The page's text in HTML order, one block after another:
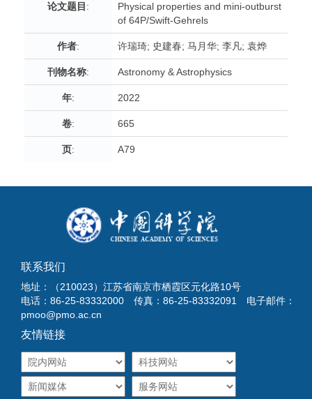
论文题目 :
Physical properties and mini-outburst
of 64P/Swift-Gehrels
作者: 许瑞琦; 史建春; 马月华; 李凡; 袁烨
刊物名称: Astronomy & Astrophysics
年: 2022
卷: 665
页: A79
联系我们
地址：（210023）江苏省南京市栖霞区元化路10号
电话：86-25-83332000 传真：86-25-83332091 电子邮件：
pmoo@pmo.ac.cn
友情链接